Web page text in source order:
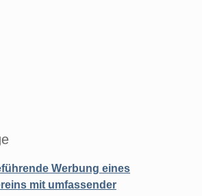
Werbung eines
mit umfassender